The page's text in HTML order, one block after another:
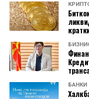
БАНКИ